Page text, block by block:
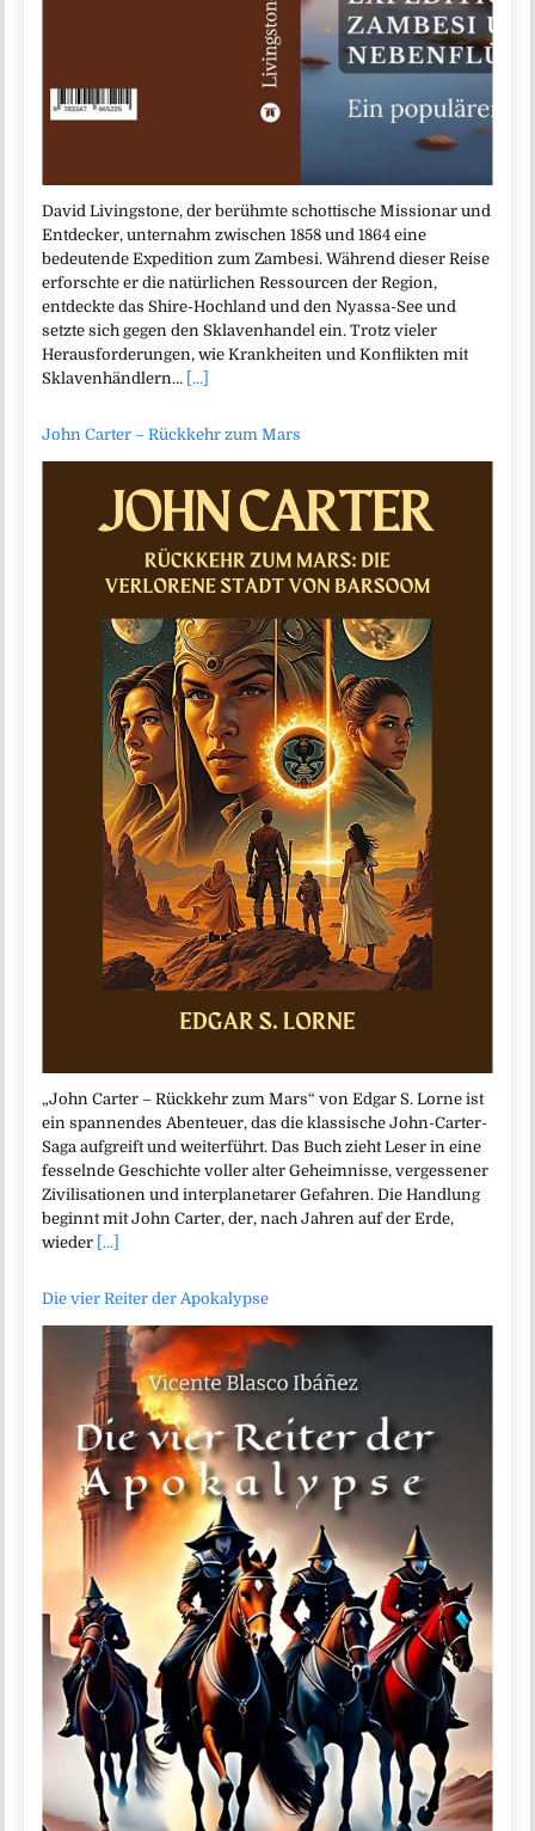
David Livingstone, der berühmte schottische Missionar und
Entdecker, unternahm zwischen 1858 und 1864 eine
bedeutende Expedition zum Zambesi. Während dieser Reise
erforschte er die natürlichen Ressourcen der Region,
entdeckte das Shire-Hochland und den Nyassa-See und
setzte sich gegen den Sklavenhandel ein. Trotz vieler
Herausforderungen, wie Krankheiten und Konflikten mit
Sklavenhändlern… [...]
John Carter – Rückkehr zum Mars
„John Carter – Rückkehr zum Mars“ von Edgar S. Lorne ist
ein spannendes Abenteuer, das die klassische John-Carter-
Saga aufgreift und weiterführt. Das Buch zieht Leser in eine
fesselnde Geschichte voller alter Geheimnisse, vergessener
Zivilisationen und interplanetarer Gefahren. Die Handlung
beginnt mit John Carter, der, nach Jahren auf der Erde,
wieder [...]
Die vier Reiter der Apokalypse